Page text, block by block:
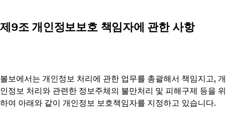
제9조 개인정보보호 책임자에 관한 사항
볼보에서는 개인정보 처리에 관한 업무를 총괄해서 책임지고, 개
인정보 처리와 관련한 정보주체의 불만처리 및 피해구제 등을 위
하여 아래와 같이 개인정보 보호책임자를 지정하고 있습니다.